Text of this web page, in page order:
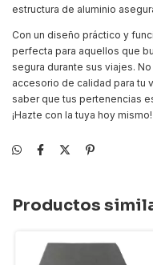
estructura de aluminio
Con un diseño práctico y
perfecta para aquellos que
segura durante sus viajes.
accesorio de calidad para tu
saber que tus pertenencias
¡Hazte con la tuya hoy mismo!
Productos